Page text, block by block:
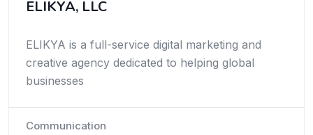
ELIKYA, LLC
ELIKYA is a full-service digital marketing and
creative agency dedicated to helping global
businesses
Communication